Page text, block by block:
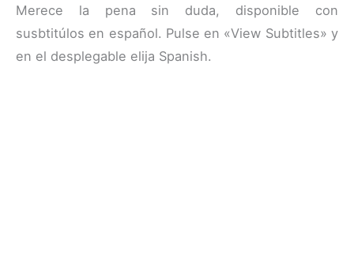
Merece la pena sin duda, disponible con
susbtitúlos en español. Pulse en «View Subtitles» y
en el desplegable elija Spanish.